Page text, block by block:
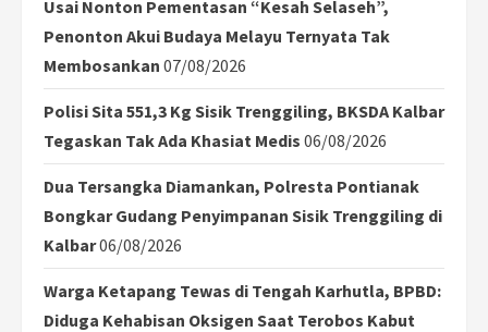
Usai Nonton Pementasan “Kesah Selaseh”,
Penonton Akui Budaya Melayu Ternyata Tak
Membosankan 07/08/2026
Polisi Sita 551,3 Kg Sisik Trenggiling, BKSDA Kalbar
Tegaskan Tak Ada Khasiat Medis 06/08/2026
Dua Tersangka Diamankan, Polresta Pontianak
Bongkar Gudang Penyimpanan Sisik Trenggiling di
Kalbar06/08/2026
Warga Ketapang Tewas di Tengah Karhutla, BPBD:
Diduga Kehabisan Oksigen Saat Terobos Kabut